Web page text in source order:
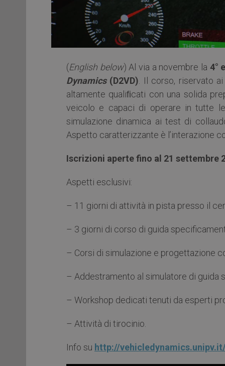
(English below) Al via a novembre la 4°
Dynamics(D2VD) . Il corso, riservato
altamente qualiﬁcati con una solida
veicolo e capaci di operare in tutte
simulazione dinamica ai test di
Aspetto caratterizzante è l’interazione
Iscrizioni aperte fino al 21 settembre
Aspetti esclusivi:
– 11 giorni di attività in pista presso il
– 3 giorni di corso di guida
– Corsi di simulazione e progettazione
– Addestramento al simulatore di guida
– Workshop dedicati tenuti da esperti
– Attività di tirocinio.
Info su http://